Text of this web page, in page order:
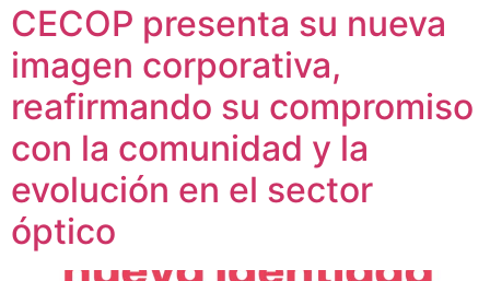
CECOP presenta su nueva
imagen corporativa,
reafirmando su compromiso
con la comunidad y la
evolución en el sector
óptico